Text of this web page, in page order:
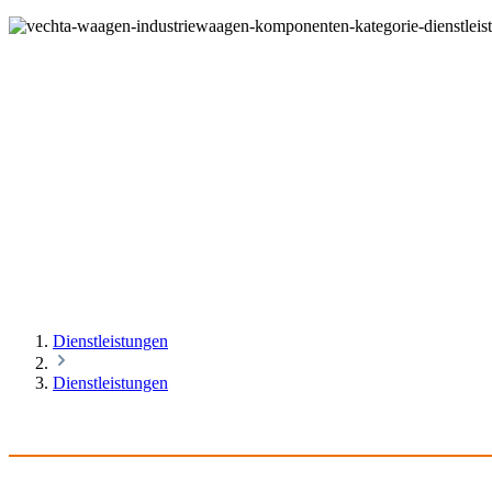
Dienstleistungen
Dienstleistungen